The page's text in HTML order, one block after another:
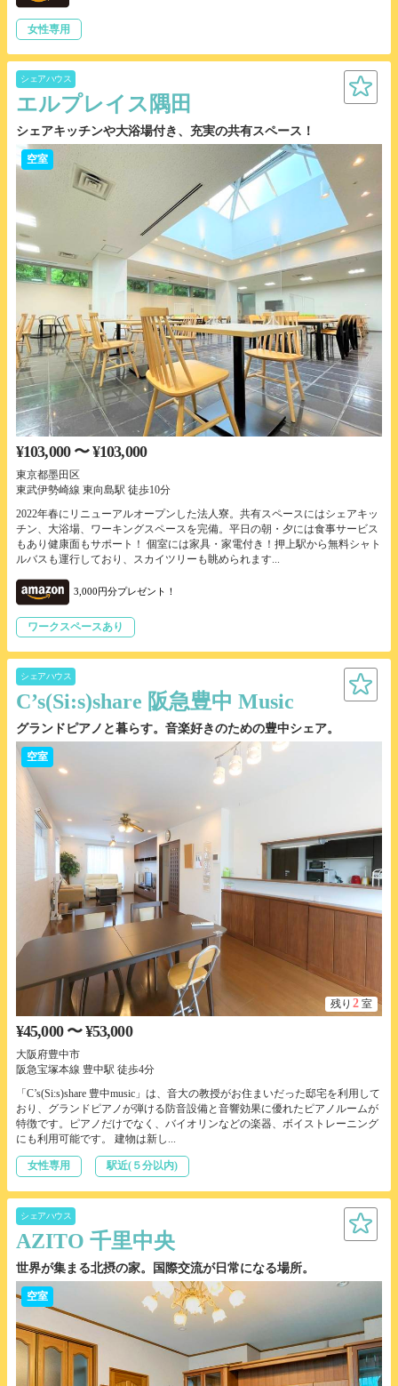
女性専用
シェアハウス
エルプレイス隅田
シェアキッチンや大浴場付き、充実の共有スペース！
空室
¥103,000 〜 ¥103,000
東京都墨田区
東武伊勢崎線 東向島駅 徒歩10分
2022年春にリニューアルオープンした法人寮。共有スペースにはシェアキッ
チン、大浴場、ワーキングスペースを完備。平日の朝・夕には食事サービス
もあり健康面もサポート！ 個室には家具・家電付き！押上駅から無料シャト
ルバスも運行しており、スカイツリーも眺められます...
3,000円分プレゼント！
ワークスペースあり
シェアハウス
C’s(Si:s)share 阪急豊中 Music
グランドピアノと暮らす。音楽好きのための豊中シェア。
空室
残り 2 室
¥45,000 〜 ¥53,000
大阪府豊中市
阪急宝塚本線 豊中駅 徒歩4分
「C’s(Si:s)share 豊中music」は、音大の教授がお住まいだった邸宅を利用して
おり、グランドピアノが弾ける防音設備と音響効果に優れたピアノルームが
特徴です。ピアノだけでなく、バイオリンなどの楽器、ボイストレーニング
にも利用可能です。 建物は新し...
女性専用 駅近(５分以内)
シェアハウス
AZITO 千里中央
世界が集まる北摂の家。国際交流が日常になる場所。
空室